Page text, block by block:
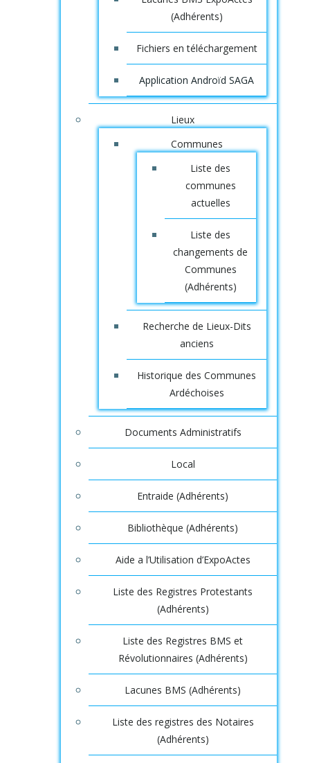
(Adhérents)
Fichiers en téléchargement
Application Androïd SAGA
Lieux
Communes
Liste des
communes
actuelles
Liste des
changements de
Communes
(Adhérents)
Recherche de Lieux-Dits
anciens
Historique des Communes
Ardéchoises
Documents Administratifs
Local
Entraide (Adhérents)
Bibliothèque (Adhérents)
Aide a l’Utilisation d’ExpoActes
Liste des Registres Protestants
(Adhérents)
Liste des Registres BMS et
Révolutionnaires (Adhérents)
Lacunes BMS (Adhérents)
Liste des registres des Notaires
(Adhérents)